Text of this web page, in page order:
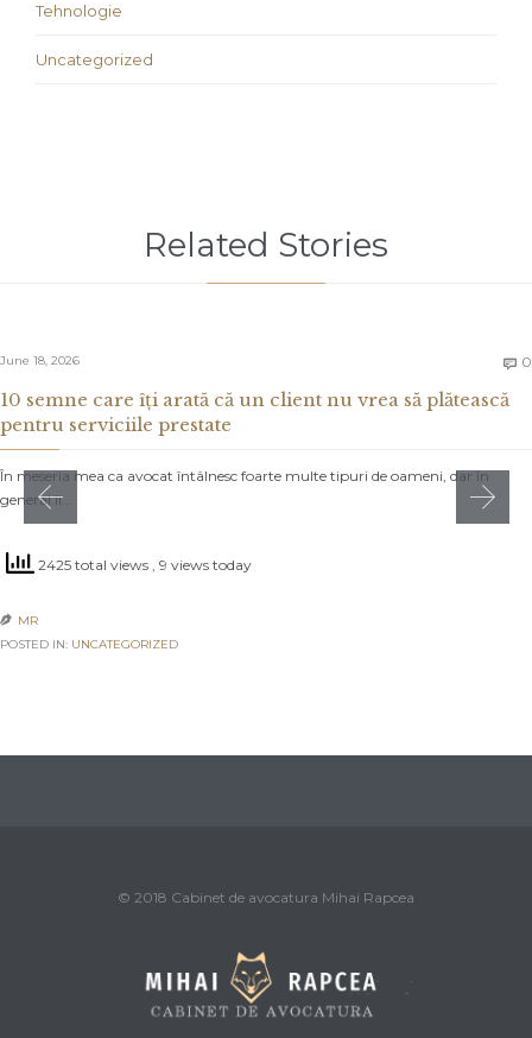
Tehnologie
Uncategorized
Related Stories
June 18, 2026  0
10 semne care îți arată că un client nu vrea să plătească
pentru serviciile prestate
În meseria mea ca avocat întâlnesc foarte multe tipuri de oameni, dar în
general îi…
2425 total views , 9 views today
 MR
POSTED IN: UNCATEGORIZED
© 2018 Cabinet de avocatura Mihai Rapcea